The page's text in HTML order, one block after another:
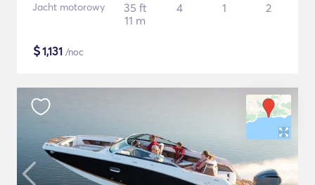
Jacht motorowy
35 ft
11 m
4 1 2
$1,131 /noc